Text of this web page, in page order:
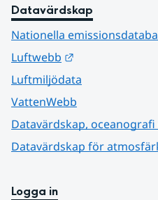
Datavärdskap
Nationella
Luftwebb
Luftmiljödata
VattenWebb
Datavärdskap,
Datavärdskap för
Logga in